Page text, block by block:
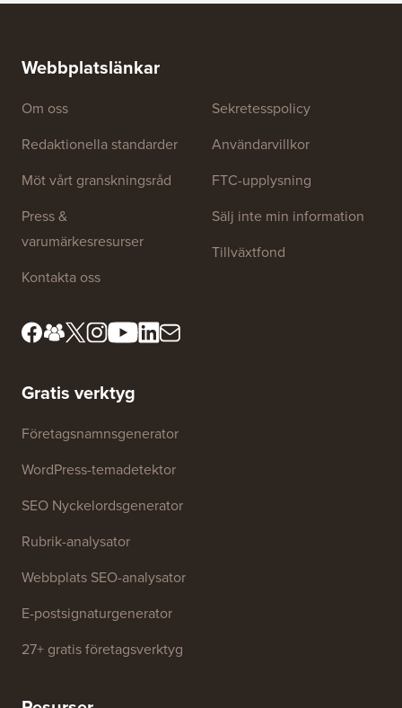
Webbplatslänkar
Om oss
Redaktionella standarder
Möt vårt granskningsråd
varumärkesresurser
Sekretesspolicy
Gratis verktyg
Företagsnamnsgenerator
WordPress-temadetektor
SEO Nyckelordsgenerator